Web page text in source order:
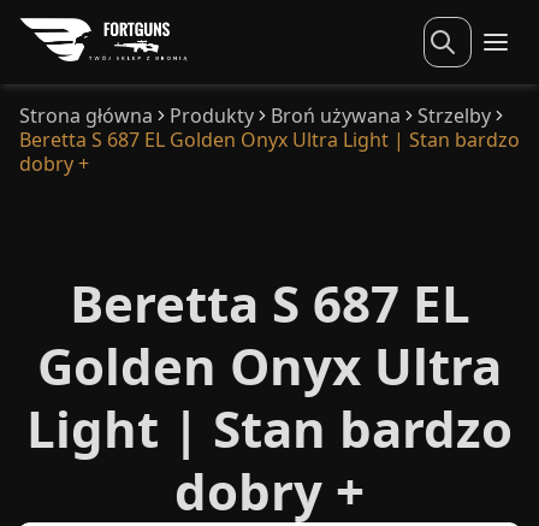
Strona główna Produkty Broń używana
Strzelby
Beretta S 687 EL Golden Onyx Ultra Light | Stan bardzo
dobry +
Beretta S 687 EL
Golden Onyx Ultra
Light | Stan bardzo
dobry +